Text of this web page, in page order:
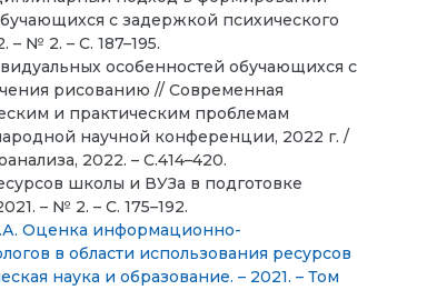
с задержкой психического
№ 2. – С. 187–195.
особенностей обучающихся с
рисованию // Современная
и практическим проблемам
научной конференции, 2022 г. /
2022. – С.414–420.
школы и ВУЗа в подготовке
– № 2. – С. 175–192.
Оценка информационно-
в области использования ресурсов
наука и образование. – 2021. – Том